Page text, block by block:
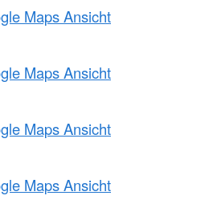
Maps Ansicht
Maps Ansicht
Maps Ansicht
Maps Ansicht